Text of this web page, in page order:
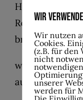
Hammer
Rock`n`Roll-
braucht:
auf Euch!
Wir
Wir nutzen
Cookies.
(z.B. für den
nicht
Optimierung
unserer
werden für